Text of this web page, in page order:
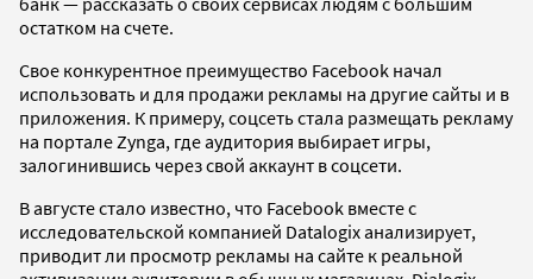
остатком на счете.
Свое конкурентное преимущество Facebook начал
использовать и для продажи рекламы на другие сайты и в
приложения. К примеру, соцсеть стала размещать рекламу
на портале Zynga, где аудитория выбирает игры,
залогинившись через свой аккаунт в соцсети.
В августе стало известно, что Facebook вместе с
исследовательской компанией Datalogix анализирует,
приводит ли просмотр рекламы на сайте к реальной